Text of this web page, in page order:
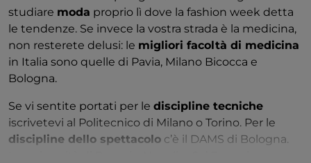
studiare moda proprio lì dove la fashion week detta
le tendenze. Se invece la vostra strada è la medicina,
non resterete delusi: le migliori facoltà di medicina
in Italia sono quelle di Pavia, Milano Bicocca e
Bologna.
Se vi sentite portati per le discipline tecniche
iscrivetevi al Politecnico di Milano o Torino. Per le
discipline dello spettacolo c’è il DAMS di Bologna.